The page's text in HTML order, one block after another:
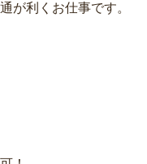
が利くお仕事です。